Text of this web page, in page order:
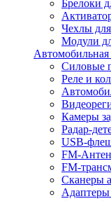
Брелоки
Чехлы
Модули
Силовые
Реле и
Камеры
Радар-
USB-
FM-
FM-
Сканеры
Адаптеры